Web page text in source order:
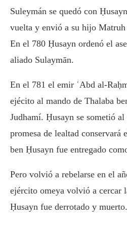
Suleymán se quedó con
vuelta y envió a su hijo Matruh
En el 780 Ḥusayn ordenó el
aliado Sulaymān.
En el 781 el emir ʿAbd al-
ejécito al mando de Thalaba
Judhamí. Ḥusayn se sometió
promesa de lealtad conservará
ben Ḥusayn fue entregado
Pero volvió a rebelarse en el
ejército omeya volvió a cercar
Ḥusayn fue derrotado y muerto.